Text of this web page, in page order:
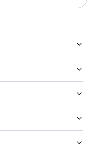
głowy Petal
Tea Tree
przywrócić jej
ich
C12-15 ALKYL
UNDECANE,
AZADIRACHTA